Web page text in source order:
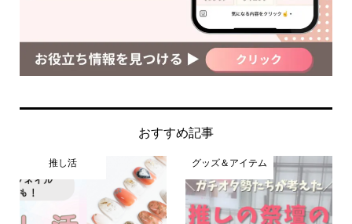
おすすめ記事
推し活 グッズ＆アイテム